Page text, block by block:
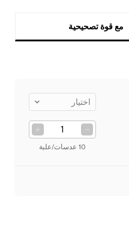
مع قوة تصحيحية
اختيار
10 عدسات/علبة